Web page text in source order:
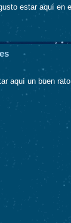
estar aquí en
aquí un buen